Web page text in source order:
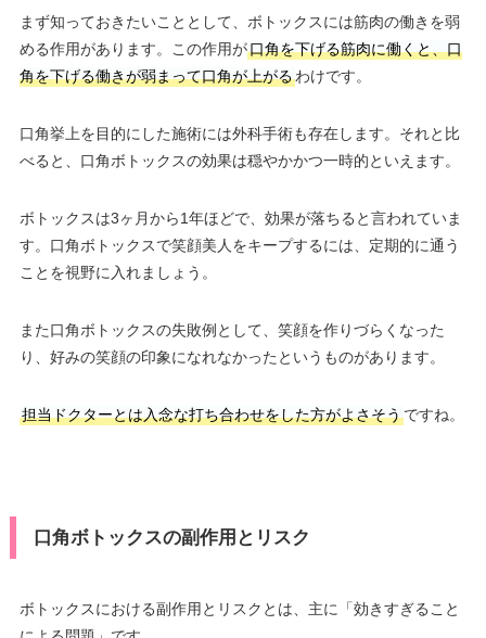
まず知っておきたいこととして、ボトックスには筋肉の働きを弱
める作用があります。この作用が口角を下げる筋肉に働くと、口
角を下げる働きが弱まって口角が上がるわけです。
口角挙上を目的にした施術には外科手術も存在します。それと比
べると、口角ボトックスの効果は穏やかかつ一時的といえます。
ボトックスは3ヶ月から1年ほどで、効果が落ちると言われていま
す。口角ボトックスで笑顔美人をキープするには、定期的に通う
ことを視野に入れましょう。
また口角ボトックスの失敗例として、笑顔を作りづらくなった
り、好みの笑顔の印象になれなかったというものがあります。
担当ドクターとは入念な打ち合わせをした方がよさそうですね。
口角ボトックスの副作用とリスク
ボトックスにおける副作用とリスクとは、主に「効きすぎること